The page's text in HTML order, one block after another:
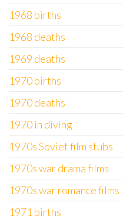
1968 births
1968 deaths
1969 deaths
1970 births
1970 deaths
1970 in diving
1970s Soviet film stubs
1970s war drama films
1970s war romance films
1971 births